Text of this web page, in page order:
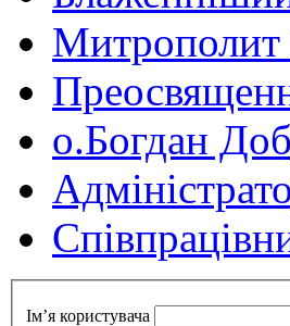
Митрополит
о.Богдан
Ім’я користувача